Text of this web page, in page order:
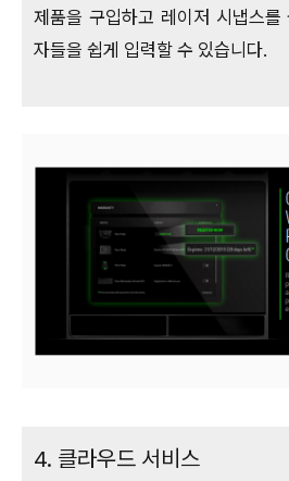
제품을 구입하고 레이저 시냅스
자들을 쉽게 입력할 수 있습니다.
4. 클라우드 서비스